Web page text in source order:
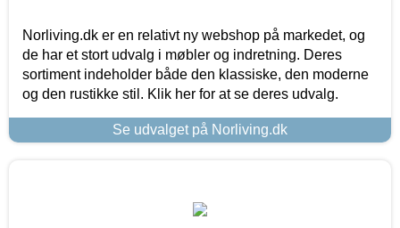
Norliving.dk er en relativt ny webshop på markedet, og
de har et stort udvalg i møbler og indretning. Deres
sortiment indeholder både den klassiske, den moderne
og den rustikke stil. Klik her for at se deres udvalg.
Se udvalget på Norliving.dk